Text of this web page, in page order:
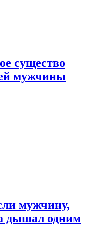
существо
мужчины
мужчину,
дышал одним